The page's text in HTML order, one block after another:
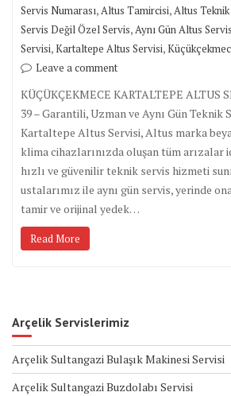
Servis Numarası,Altus Tamircisi,Altus
Servis Değil Özel Servis,Aynı Gün Altus Servis
Servisi,Kartaltepe Altus Servisi,
Leave a comment
KÜÇÜKÇEKMECE KARTALTEPE ALTUS
39 – Garantili, Uzman ve Aynı Gün Teknik
Kartaltepe Altus Servisi, Altus marka
klima cihazlarınızda oluşan tüm arızalar
hızlı ve güvenilir teknik servis hizmeti
ustalarımız ile aynı gün servis, yerinde
tamir ve orijinal yedek…
Read More
Arçelik Servislerimiz
Arçelik Sultangazi Bulaşık Makinesi Servisi
Arçelik Sultangazi Buzdolabı Servisi